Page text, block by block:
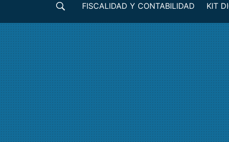
FISCALIDAD Y CONTABILIDAD KIT